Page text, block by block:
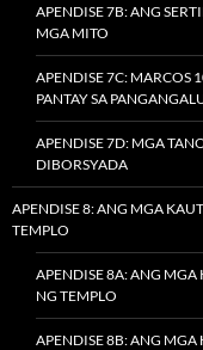
APENDISE 7B: ANG
MGA MITO
APENDISE 7C: MARCOS
PANTAY SA
APENDISE 7D: MGA
DIBORSYADA
APENDISE 8: ANG MGA
TEMPLO
APENDISE 8A: ANG
NG TEMPLO
APENDISE 8B: ANG